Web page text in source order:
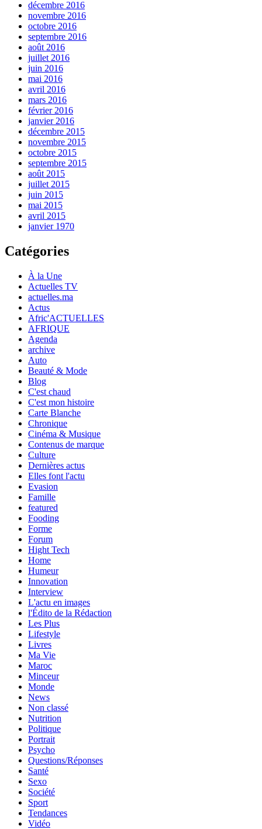
décembre 2016
novembre 2016
octobre 2016
septembre 2016
août 2016
juillet 2016
juin 2016
mai 2016
avril 2016
mars 2016
février 2016
janvier 2016
décembre 2015
novembre 2015
octobre 2015
septembre 2015
août 2015
juillet 2015
juin 2015
mai 2015
avril 2015
janvier 1970
Catégories
À la Une
Actuelles TV
actuelles.ma
Actus
Afric'ACTUELLES
AFRIQUE
Agenda
archive
Auto
Beauté & Mode
Blog
C'est chaud
C'est mon histoire
Carte Blanche
Chronique
Cinéma & Musique
Contenus de marque
Culture
Dernières actus
Elles font l'actu
Evasion
Famille
featured
Fooding
Forme
Forum
Hight Tech
Home
Humeur
Innovation
Interview
L'actu en images
l'Édito de la Rédaction
Les Plus
Lifestyle
Livres
Ma Vie
Maroc
Minceur
Monde
News
Non classé
Nutrition
Politique
Portrait
Psycho
Questions/Réponses
Santé
Sexo
Société
Sport
Tendances
Vidéo